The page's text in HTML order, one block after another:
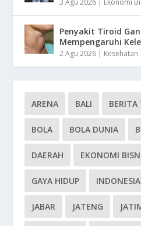
3 Agu 2026 | Ekonomi
Penyakit Tiroid
Mempengaruhi
2 Agu 2026 | Kesehatan
ARENA BALI BERITA
BOLA BOLA DUNIA
DAERAH EKONOMI
GAYA HIDUP INDONESIA
JABAR JATENG